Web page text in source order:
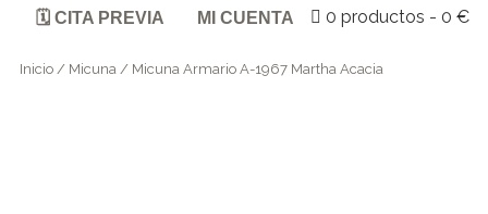
🗓️ CITA PREVIA
MI CUENTA 0 productos 0 €
Inicio / Micuna / Micuna Armario A-1967 Martha Acacia